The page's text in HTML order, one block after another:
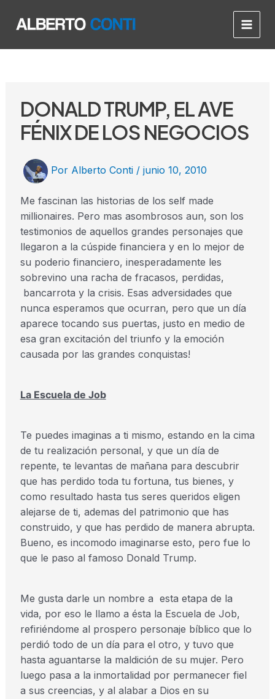
Main
DONALD TRUMP, EL AVE
FÉNIX DE LOS NEGOCIOS
Por Alberto Conti / junio 10, 2010
Me fascinan las historias de los self made
millionaires. Pero mas asombrosos aun, son los
testimonios de aquellos grandes personajes que
llegaron a la cúspide financiera y en lo mejor de
su poderio financiero, inesperadamente les
sobrevino una racha de fracasos, perdidas,
bancarrota y la crisis. Esas adversidades que
nunca esperamos que ocurran, pero que un día
aparece tocando sus puertas, justo en medio de
esa gran excitación del triunfo y la emoción
causada por las grandes conquistas!
La Escuela de Job
Te puedes imaginas a ti mismo, estando en la cima
de tu realización personal, y que un día de
repente, te levantas de mañana para descubrir
que has perdido toda tu fortuna, tus bienes, y
como resultado hasta tus seres queridos eligen
alejarse de ti, ademas del patrimonio que has
construido, y que has perdido de manera abrupta.
Bueno, es incomodo imaginarse esto, pero fue lo
que le paso al famoso Donald Trump.
Me gusta darle un nombre a esta etapa de la
vida, por eso le llamo a ésta la Escuela de Job,
refiriéndome al prospero personaje bíblico que lo
perdió todo de un día para el otro, y tuvo que
hasta aguantarse la maldición de su mujer. Pero
luego pasa a la inmortalidad por permanecer fiel
a sus creencias, y al alabar a Dios en su
navigation